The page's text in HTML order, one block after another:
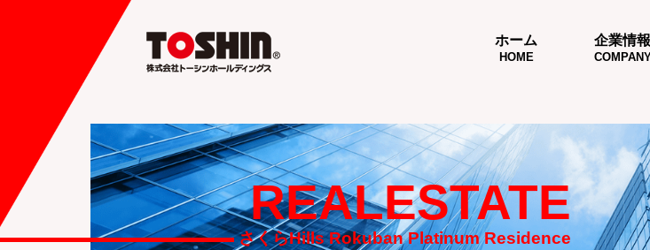
ホーム
HOME
企業情報
REALESTATE
さくらHills Rokuban Platinum Residence